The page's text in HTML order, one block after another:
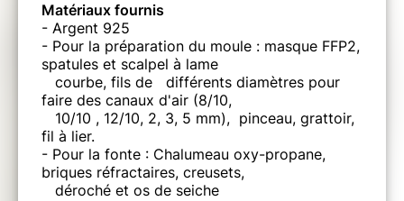
Matériaux fournis
- Argent 925
- Pour la préparation du moule : masque FFP2,
spatules et scalpel à lame
courbe, fils de différents diamètres pour
faire des canaux d'air (8/10,
10/10 , 12/10, 2, 3, 5 mm), pinceau, grattoir,
fil à lier.
- Pour la fonte : Chalumeau oxy-propane,
briques réfractaires, creusets,
déroché et os de seiche